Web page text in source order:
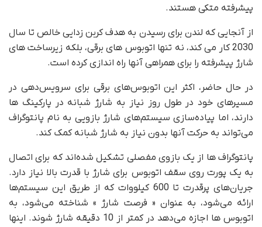
پیشرفته متکی هستند.
از آنجایی که لندن برای رسیدن به هدف کربن زدایی خالص تا سال
2030 کار می کند، نه تنها اتوبوس های برقی، بلکه زیرساخت های
شارژ پیشرفته را برای همراهی آنها راه اندازی کرده است.
در حال حاضر، اکثر این اتوبوس‌های برقی برای سرویس‌دهی در
مسیرهای خود در طول روز نیاز به شارژ شبانه در پارکینگ ها
دارند، اما پیاده‌سازی سیستم‌های شارژ بازویی به نام پانتوگراف
می‌تواند به حرکت آنها بدون نیاز به شارژ شبانه کمک کند.
پانتوگراف ها از یک بازوی مفصلی تشکیل شده‌اند که برای اتصال
به یک پورت روی سقف اتوبوس برای شارژ با قدرت بالا نیاز دارد.
جریان‌های پرقدرت تا 600 کیلووات که از طریق این سیستم‌ها
ارائه می‌شود، به عنوان « فرصت شارژ » شناخته می‌شود، به
اتوبوس ها اجازه می‌دهد در کمتر از 10 دقیقه شارژ شوند. اینها